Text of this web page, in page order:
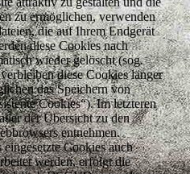
zu ermöglichen, verwenden
die auf Ihrem Endgerät
diese Cookies nach
wieder gelöscht (sog.
diese Cookies länger
das Speichern von
Cookies“). Im letzteren
der Übersicht zu den
entnehmen.
Cookies auch
werden, erfolgt die